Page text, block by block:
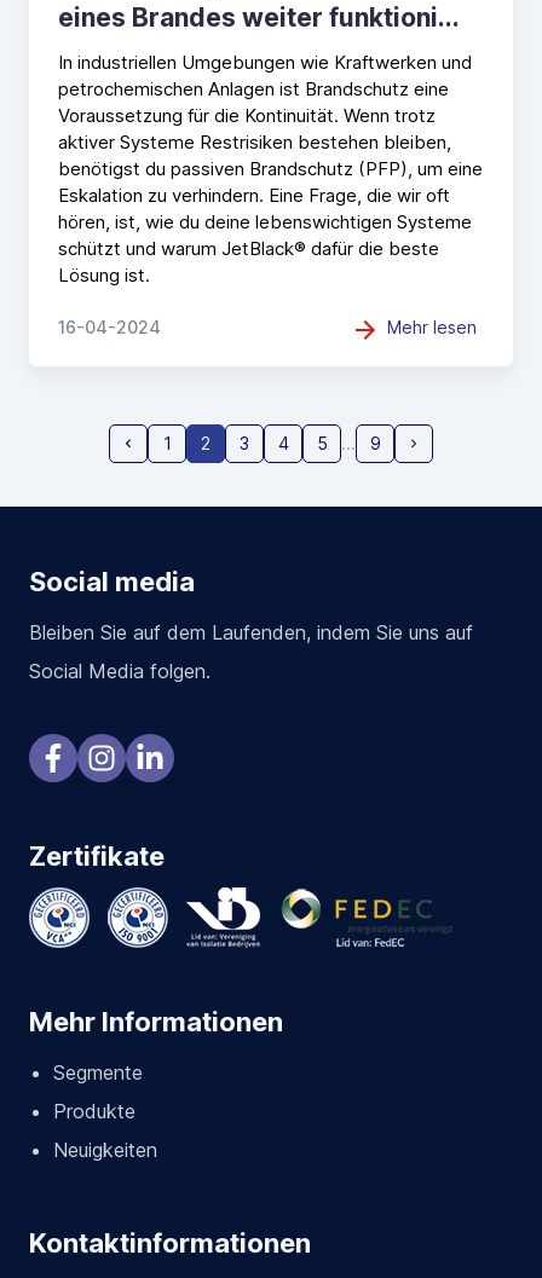
eines Brandes weiter funktioni...
In industriellen Umgebungen wie Kraftwerken und
petrochemischen Anlagen ist Brandschutz eine
Voraussetzung für die Kontinuität. Wenn trotz
aktiver Systeme Restrisiken bestehen bleiben,
benötigst du passiven Brandschutz (PFP), um eine
Eskalation zu verhindern. Eine Frage, die wir oft
hören, ist, wie du deine lebenswichtigen Systeme
schützt und warum JetBlack® dafür die beste
Lösung ist.
16-04-2024 Mehr lesen
1 2 3 4 5 9
Social media
Bleiben Sie auf dem Laufenden, indem Sie uns auf
Social Media folgen.
Zertifikate
Mehr Informationen
Segmente
Produkte
Neuigkeiten
Kontaktinformationen